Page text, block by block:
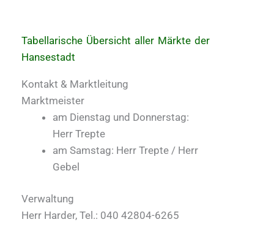
Tabellarische Übersicht aller Märkte der
Hansestadt
Kontakt & Marktleitung
Marktmeister
am Dienstag und Donnerstag:
Herr Trepte
am Samstag: Herr Trepte / Herr
Gebel
Verwaltung
Herr Harder, Tel.: 040 42804-6265